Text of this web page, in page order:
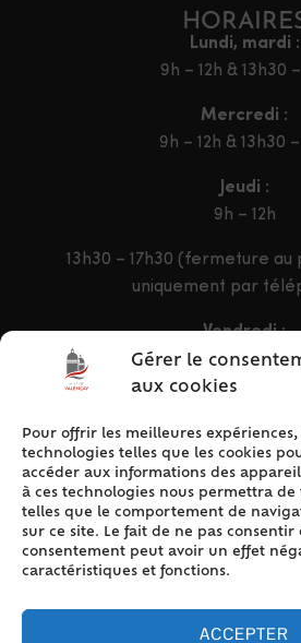
Gérer le
aux cookies
Pour offrir les meilleures
technologies telles que les cookies
accéder aux informations des
à ces technologies nous permettra
telles que le comportement de
sur ce site. Le fait de ne pas
consentement peut avoir un effet
caractéristiques et fonctions.
ACCEPTER
Lundi, mardi :
9h – 12h & 13h30
Mercredi :
9h – 12h & 13h30 –
Jeudi :
9h – 12h
13h30 – 17h30 (fermeture au
uniquement par
Vendredi :
9h – 12h & 13h30 –
ACCÈS
Accueil
Contact
Plan du site
Mentions
Politique de